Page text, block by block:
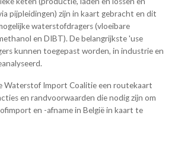
pijpleidingen) zijn in kaart gebracht en dit
waterstofdragers (vloeibare
en DIBT). De belangrijkste 'use
kunnen toegepast worden, in industrie en
Waterstof Import Coalitie een routekaart
en randvoorwaarden die nodig zijn om
en -afname in België in kaart te